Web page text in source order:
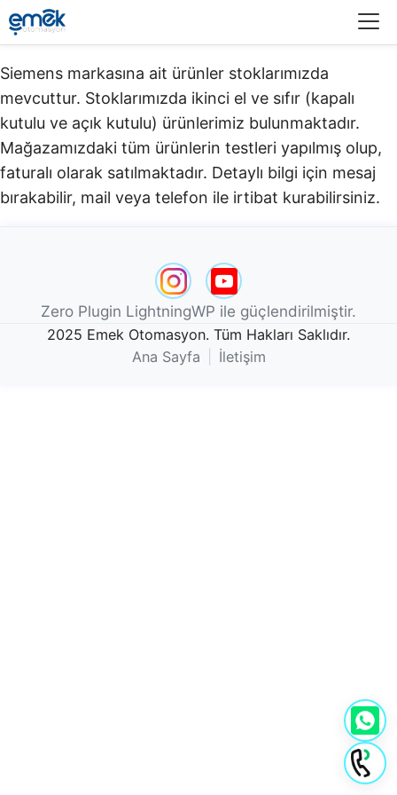
Siemens markasına ait ürünler stoklarımızda
mevcuttur. Stoklarımızda ikinci el ve sıfır (kapalı
kutulu ve açık kutulu) ürünlerimiz bulunmaktadır.​
Mağazamızdaki tüm ürünlerin testleri yapılmış olup,
faturalı olarak satılmaktadır. Detaylı bilgi için mesaj
bırakabilir, mail veya telefon ile irtibat kurabilirsiniz.
Zero Plugin LightningWP ile güçlendirilmiştir.
2025 Emek Otomasyon. Tüm Hakları Saklıdır.
Ana Sayfa
İletişim